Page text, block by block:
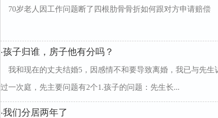
70岁老人因工作问题断了四根肋骨骨折如何跟对方申请赔偿
·孩子归谁，房子他有分吗？
我和现在的丈夫结婚5，因感情不和要导致离婚，我已与先
过一次庭，先主要问题有2个1.孩子的问题：先生长...
·我们分居两年了